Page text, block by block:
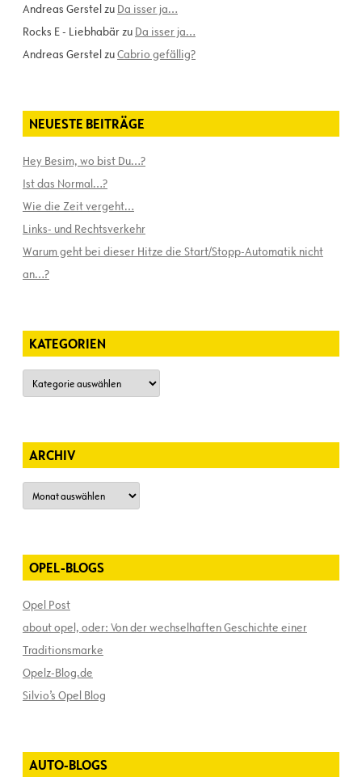
Andreas Gerstelzu Da isser ja…
Rocks E - Liebhabärzu Da isser ja…
Andreas GerstelzuCabrio gefällig?
NEUESTE BEITRÄGE
Hey Besim, wo bist Du…?
Ist das Normal…?
Wie die Zeit vergeht…
Links- und Rechtsverkehr
Warum geht bei dieser Hitze die Start/Stopp-Automatik nicht
an…?
KATEGORIEN
Kategorien
ARCHIV
Archiv
OPEL-BLOGS
Opel Post
about opel, oder: Von der wechselhaften Geschichte einer
Traditionsmarke
Opelz-Blog.de
Silvio’s Opel Blog
AUTO-BLOGS